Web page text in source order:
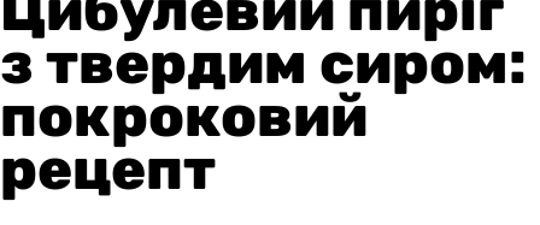
з твердим сиром:
покроковий
рецепт